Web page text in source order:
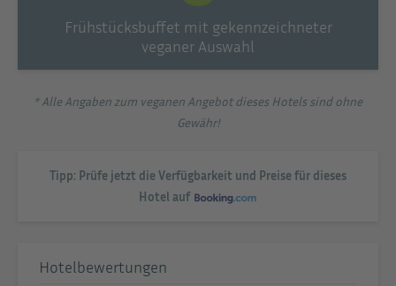
Frühstücksbuffet mit gekennzeichneter
veganer Auswahl
* Alle Angaben zum veganen Angebot dieses Hotels sind ohne
Gewähr!
Tipp: Prüfe jetzt die Verfügbarkeit und Preise für dieses
Hotel auf
Hotelbewertungen